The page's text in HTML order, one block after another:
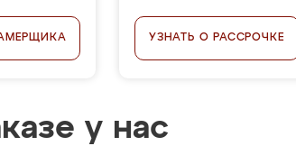
УЗНАТЬ О РАССРОЧКЕ
у нас